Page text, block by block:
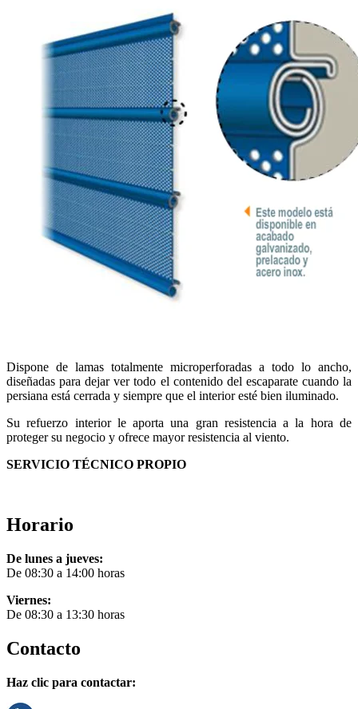
Dispone de lamas totalmente microperforadas a todo lo ancho,
diseñadas para dejar ver todo el contenido del escaparate cuando la
persiana está cerrada y siempre que el interior esté bien iluminado.
Su refuerzo interior le aporta una gran resistencia a la hora de
proteger su negocio y ofrece mayor resistencia al viento.
SERVICIO TÉCNICO PROPIO
Horario
De lunes a jueves:
De 08:30 a 14:00 horas
Viernes:
De 08:30 a 13:30 horas
Contacto
Haz clic para contactar: